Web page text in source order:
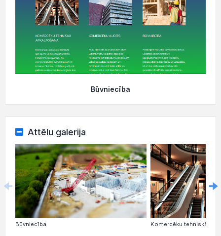
Būvniecība
Attēlu galerija
Būvniecība Komercēku tehniskā